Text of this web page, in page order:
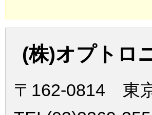
(株)オプトロ
〒162-0814 東